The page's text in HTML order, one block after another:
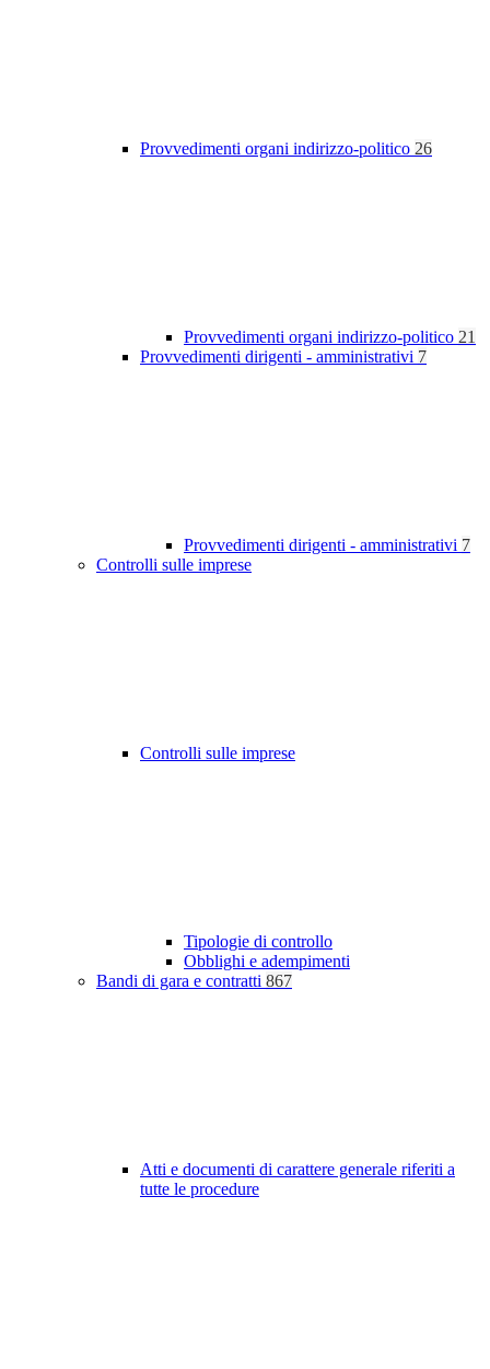
Provvedimenti organi indirizzo-politico 26
Provvedimenti organi indirizzo-politico 21
Provvedimenti dirigenti - amministrativi 7
Provvedimenti dirigenti - amministrativi 7
Controlli sulle imprese
Controlli sulle imprese
Tipologie di controllo
Obblighi e adempimenti
Bandi di gara e contratti 867
Atti e documenti di carattere generale riferiti a
tutte le procedure